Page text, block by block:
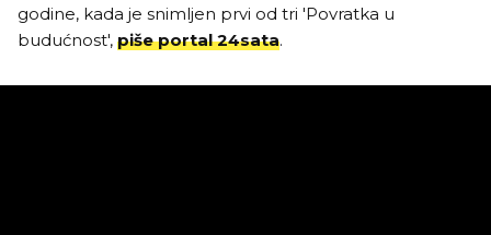
godine, kada je snimljen prvi od tri 'Povratka u
budućnost', piše portal 24sata.